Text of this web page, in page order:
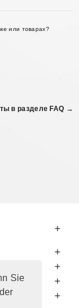
Sie
или товарах?
в разделе FAQ →